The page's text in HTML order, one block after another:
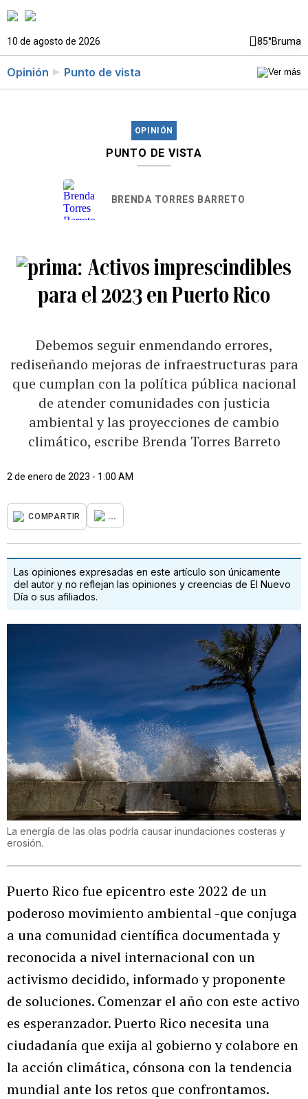
10 de agosto de 2026 85°Bruma
Opinión Punto de vista
OPINIÓN
PUNTO DE VISTA
BRENDA TORRES BARRETO
Activos imprescindibles
para el 2023 en Puerto Rico
Debemos seguir enmendando errores,
rediseñando mejoras de infraestructuras para
que cumplan con la política pública nacional
de atender comunidades con justicia
ambiental y las proyecciones de cambio
climático, escribe Brenda Torres Barreto
2 de enero de 2023 - 1:00 AM
COMPARTIR ...
Las opiniones expresadas en este artículo son únicamente
del autor y no reflejan las opiniones y creencias de El Nuevo
Día o sus afiliados.
La energía de las olas podría causar inundaciones costeras y
erosión.
Puerto Rico fue epicentro este 2022 de un
poderoso movimiento ambiental -que conjuga
a una comunidad científica documentada y
reconocida a nivel internacional con un
activismo decidido, informado y proponente
de soluciones. Comenzar el año con este activo
es esperanzador. Puerto Rico necesita una
ciudadanía que exija al gobierno y colabore en
la acción climática, cónsona con la tendencia
mundial ante los retos que confrontamos.